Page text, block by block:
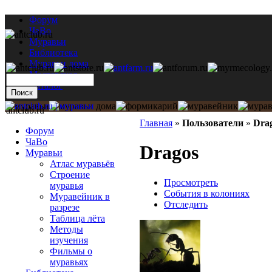
Форум
ЧаВо
Муравьи
Библиотека
Муравьи дома
Мастерская
Каталог
Главная » Пользователи »
Dragos
Просмотреть
События в колониях
Отследить
antclub.ru
Форум
ЧаВо
Муравьи
Атлас муравьёв
Строение
муравья
Муравейник в
разрезе
Таблица лёта
Методы
изучения
Фильмы о
муравьях